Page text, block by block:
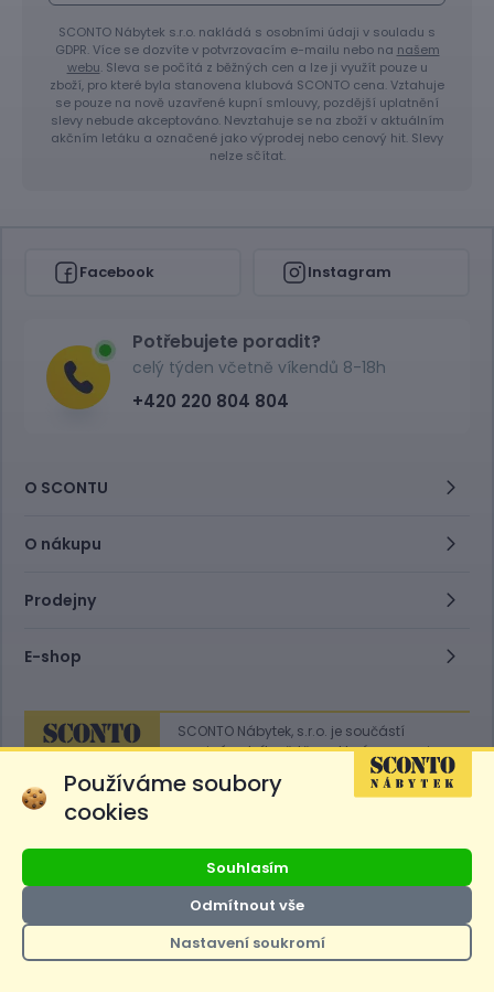
SCONTO Nábytek s.r.o. nakládá s osobními údaji v souladu s
GDPR. Více se dozvíte v potvrzovacím e-mailu nebo na našem
webu. Sleva se počítá z běžných cen a lze ji využít pouze u
zboží, pro které byla stanovena klubová SCONTO cena. Vztahuje
se pouze na nově uzavřené kupní smlouvy, pozdější uplatnění
slevy nebude akceptováno. Nevztahuje se na zboží v aktuálním
akčním letáku a označené jako výprodej nebo cenový hit. Slevy
nelze sčítat.
Facebook Instagram
Potřebujete poradit?
celý týden včetně víkendů 8-18h
+420 220 804 804
O SCONTU
O nákupu
Prodejny
E-shop
SCONTO Nábytek, s.r.o. je součástí
mezinárodního řetězce, který provozuje
obchodní domy
Sconto.
Ceny produktů na e-shopu sconto.cz jsou označeny následovně. Běžná
cena je cena bez označení, *Cena pro členy SCONTO Clubu, **Akční
Používáme soubory
cookies
Souhlasím
Odmítnout vše
Nastavení soukromí